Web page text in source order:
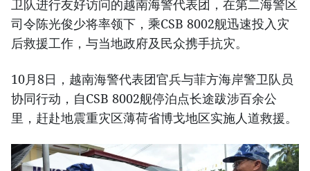
卫队进行友好访问的越南海警代表团，在第二海警区
司令陈光俊少将率领下，乘CSB 8002舰迅速投入灾
后救援工作，与当地政府及民众携手抗灾。
10月8日，越南海警代表团官兵与菲方海岸警卫队员
协同行动，自CSB 8002舰停泊点长途跋涉百余公
里，赶赴地震重灾区薄荷省博戈地区实施人道救援。